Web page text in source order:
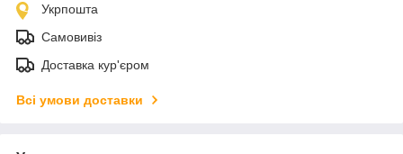
Укрпошта
Самовивіз
Доставка кур'єром
Всі умови доставки